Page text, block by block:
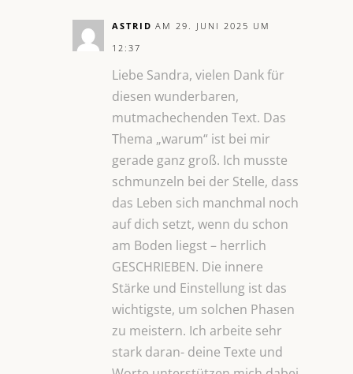
ASTRID AM 29. JUNI 2025 UM
12:37
Liebe Sandra, vielen Dank für
diesen wunderbaren,
mutmachechenden Text. Das
Thema „warum“ ist bei mir
gerade ganz groß. Ich musste
schmunzeln bei der Stelle, dass
das Leben sich manchmal noch
auf dich setzt, wenn du schon
am Boden liegst – herrlich
GESCHRIEBEN. Die innere
Stärke und Einstellung ist das
wichtigste, um solchen Phasen
zu meistern. Ich arbeite sehr
stark daran- deine Texte und